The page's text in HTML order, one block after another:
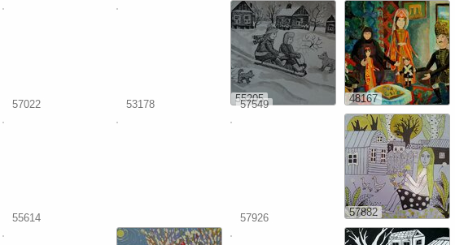
55205 48167
57022 53178 57549
57882
55614 57926